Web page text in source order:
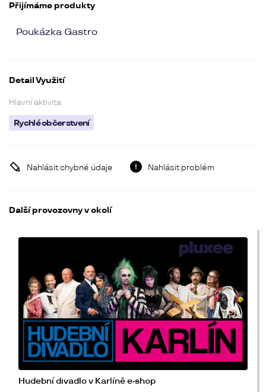
Přijímáme produkty
Poukázka Gastro
Detail Využití
Hlavní aktivita
Rychlé občerstvení
Nahlásit chybné údaje Nahlásit problém
Další provozovny v okolí
Hudební divadlo v Karlíně e-shop